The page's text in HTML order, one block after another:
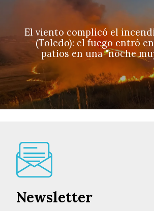
El viento complicó el
(Toledo): el fuego entró
patios en una "noche
Newsletter